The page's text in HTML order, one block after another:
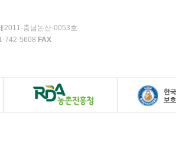
2011-충남논산-0053호
742-5608 FAX